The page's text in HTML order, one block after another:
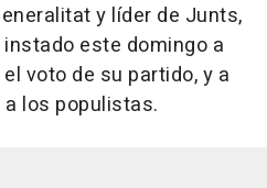
y líder de Junts,
este domingo a
voto de su partido, y a
los populistas.